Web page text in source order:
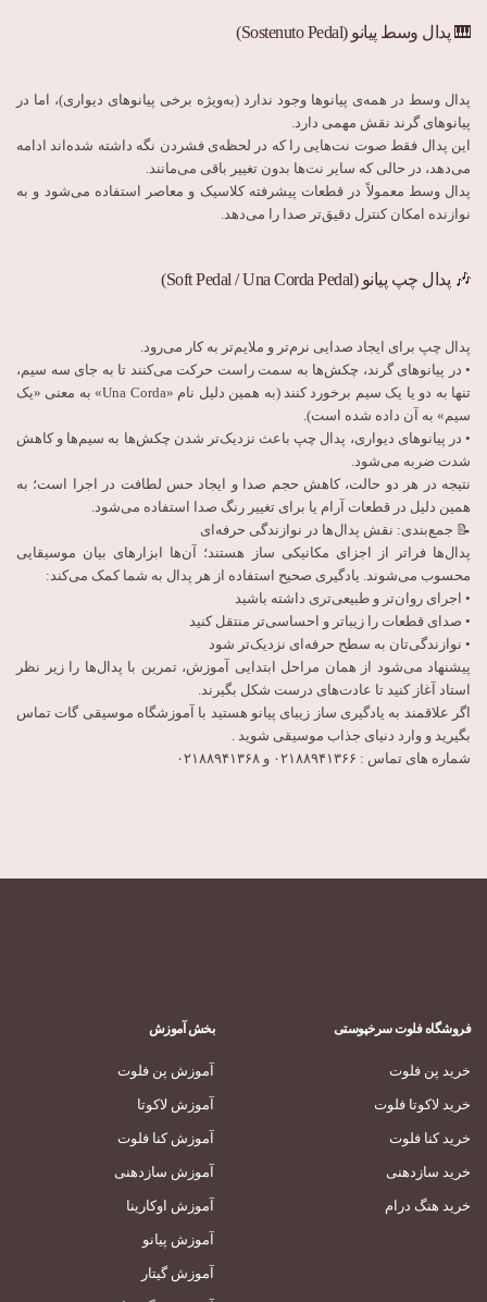
🎹 پدال وسط پیانو (Sostenuto Pedal)
پدال وسط در همه‌ی پیانوها وجود ندارد (به‌ویژه برخی پیانوهای دیواری)، اما در
پیانوهای گرند نقش مهمی دارد.
این پدال فقط صوت نت‌هایی را که در لحظه‌ی فشردن نگه داشته شده‌اند ادامه
می‌دهد، در حالی که سایر نت‌ها بدون تغییر باقی می‌مانند.
پدال وسط معمولاً در قطعات پیشرفته کلاسیک و معاصر استفاده می‌شود و به
نوازنده امکان کنترل دقیق‌تر صدا را می‌دهد.
🎶 پدال چپ پیانو (Soft Pedal / Una Corda Pedal)
پدال چپ برای ایجاد صدایی نرم‌تر و ملایم‌تر به کار می‌رود.
• در پیانوهای گرند، چکش‌ها به سمت راست حرکت می‌کنند تا به جای سه سیم،
تنها به دو یا یک سیم برخورد کنند (به همین دلیل نام «Una Corda» به معنی «یک
سیم» به آن داده شده است).
• در پیانوهای دیواری، پدال چپ باعث نزدیک‌تر شدن چکش‌ها به سیم‌ها و کاهش
شدت ضربه می‌شود.
نتیجه در هر دو حالت، کاهش حجم صدا و ایجاد حس لطافت در اجرا است؛ به
همین دلیل در قطعات آرام یا برای تغییر رنگ صدا استفاده می‌شود.
📝 جمع‌بندی: نقش پدال‌ها در نوازندگی حرفه‌ای
پدال‌ها فراتر از اجزای مکانیکی ساز هستند؛ آن‌ها ابزارهای بیان موسیقایی
محسوب می‌شوند. یادگیری صحیح استفاده از هر پدال به شما کمک می‌کند:
• اجرای روان‌تر و طبیعی‌تری داشته باشید
• صدای قطعات را زیباتر و احساسی‌تر منتقل کنید
• نوازندگی‌تان به سطح حرفه‌ای نزدیک‌تر شود
پیشنهاد می‌شود از همان مراحل ابتدایی آموزش، تمرین با پدال‌ها را زیر نظر
استاد آغاز کنید تا عادت‌های درست شکل بگیرند.
اگر علاقمند به یادگیری ساز زیبای پیانو هستید با آموزشگاه موسیقی گات تماس
بگیرید و وارد دنیای جذاب موسیقی شوید .
شماره های تماس : ۰۲۱۸۸۹۴۱۳۶۶ و ۰۲۱۸۸۹۴۱۳۶۸
فروشگاه فلوت سرخپوستی
خرید پن فلوت
خرید لاکوتا فلوت
خرید کنا فلوت
خرید سازدهنی
خرید هنگ درام
بخش آموزش
آموزش پن فلوت
آموزش لاکوتا
آموزش کنا فلوت
آموزش سازدهنی
آموزش اوکارینا
آموزش پیانو
آموزش گیتار